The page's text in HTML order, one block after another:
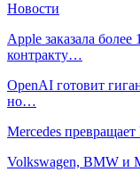
Новости
Apple заказала
контракту…
OpenAI готовит
но…
Mercedes
Volkswagen, BMW и